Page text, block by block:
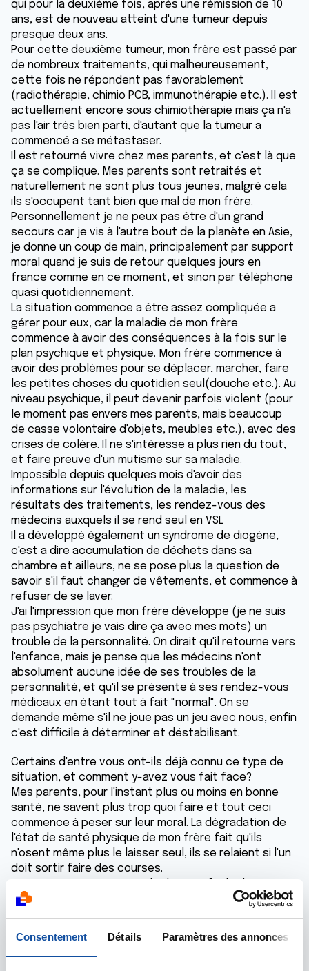
Consentement Détails Paramètres des annonces
qui pour la deuxième fois, après une rémission de 10
ans, est de nouveau atteint d'une tumeur depuis
presque deux ans.
Pour cette deuxième tumeur, mon frère est passé par
de nombreux traitements, qui malheureusement,
cette fois ne répondent pas favorablement
(radiothérapie, chimio PCB, immunothérapie etc.). Il est
actuellement encore sous chimiothérapie mais ça n'a
pas l'air très bien parti, d'autant que la tumeur a
commencé a se métastaser.
Il est retourné vivre chez mes parents, et c'est là que
ça se complique. Mes parents sont retraités et
naturellement ne sont plus tous jeunes, malgré cela
ils s'occupent tant bien que mal de mon frère.
Personnellement je ne peux pas être d'un grand
secours car je vis à l'autre bout de la planète en Asie,
je donne un coup de main, principalement par support
moral quand je suis de retour quelques jours en
france comme en ce moment, et sinon par téléphone
quasi quotidiennement.
La situation commence a être assez compliquée a
gérer pour eux, car la maladie de mon frère
commence à avoir des conséquences à la fois sur le
plan psychique et physique. Mon frère commence à
avoir des problèmes pour se déplacer, marcher, faire
les petites choses du quotidien seul(douche etc.). Au
niveau psychique, il peut devenir parfois violent (pour
le moment pas envers mes parents, mais beaucoup
de casse volontaire d'objets, meubles etc.), avec des
crises de colère. Il ne s'intéresse a plus rien du tout,
et faire preuve d'un mutisme sur sa maladie.
Impossible depuis quelques mois d'avoir des
informations sur l'évolution de la maladie, les
résultats des traitements, les rendez-vous des
médecins auxquels il se rend seul en VSL
Il a développé également un syndrome de diogène,
c'est a dire accumulation de déchets dans sa
chambre et ailleurs, ne se pose plus la question de
savoir s'il faut changer de vêtements, et commence à
refuser de se laver.
J'ai l'impression que mon frère développe (je ne suis
pas psychiatre je vais dire ça avec mes mots) un
trouble de la personnalité. On dirait qu'il retourne vers
l'enfance, mais je pense que les médecins n'ont
absolument aucune idée de ses troubles de la
personnalité, et qu'il se présente à ses rendez-vous
médicaux en étant tout à fait "normal". On se
demande même s'il ne joue pas un jeu avec nous, enfin
c'est difficile à déterminer et déstabilisant.
Certains d'entre vous ont-ils déjà connu ce type de
situation, et comment y-avez vous fait face?
Mes parents, pour l'instant plus ou moins en bonne
santé, ne savent plus trop quoi faire et tout ceci
commence à peser sur leur moral. La dégradation de
l'état de santé physique de mon frère fait qu'ils
n'osent même plus le laisser seul, ils se relaient si l'un
doit sortir faire des courses.
aidants pour les soulager un peu, ou d'une autre
Merci de m'avoir lu et de vos réponses.